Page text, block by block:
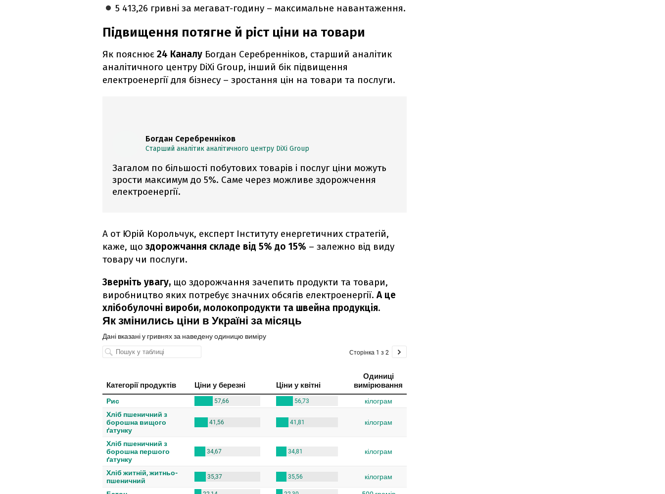
5 413,26 гривні за мегават-годину – максимальне навантаження.
Підвищення потягне й ріст ціни на товари
Як пояснює 24 Каналу Богдан Серебренніков, старший аналітик
аналітичного центру DiXi Group, інший бік підвищення
електроенергії для бізнесу – зростання цін на товари та послуги.
Богдан Серебренніков
Старший аналітик аналітичного центру DiXi Group
Загалом по більшості побутових товарів і послуг ціни можуть
зрости максимум до 5%. Саме через можливе здорожчення
електроенергії.
А от Юрій Корольчук, експерт Інституту енергетичних стратегій,
каже, щоздорожчання складе від 5% до 15% – залежно від виду
товару чи послуги.
Зверніть увагу, що здорожчання зачепить продукти та товари,
виробництво яких потребує значних обсягів електроенергії. А це
хлібобулочні вироби, молокопродукти та швейна продукція.